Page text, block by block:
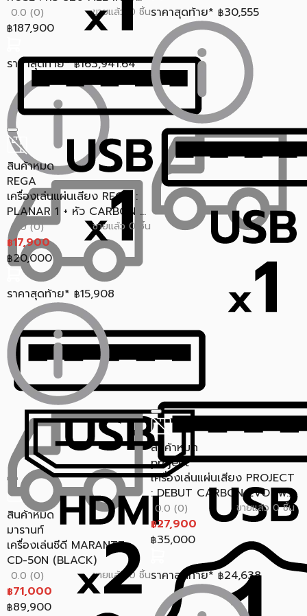
0.0 (0) ขายแล้ว 0 ชิ้น
฿187,900
ราคาสุดท้าย* ฿163,941.64
สินค้าหมด
มารานท์
เครื่องเล่นซีดี MARANTZ :
CD-50N (BLACK)
0.0 (0) ขายแล้ว 0 ชิ้น
฿71,000
฿89,900
ราคาสุดท้าย* ฿30,555
สินค้าหมด
REGA
เครื่องเล่นแผ่นเสียง REGA :
PLANAR 1 + หัว CARBON ...
0.0 (0) ขายแล้ว 0 ชิ้น
฿17,900
฿20,000
ราคาสุดท้าย* ฿15,908
สินค้าหมด
project
เครื่องเล่นแผ่นเสียง PROJECT
: DEBUT CARBON EVO (พ...
0.0 (0) ขายแล้ว 0 ชิ้น
฿27,900
฿35,000
ราคาสุดท้าย* ฿24,638